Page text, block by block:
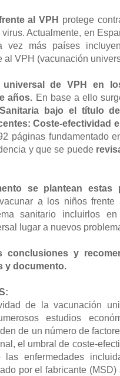
al VPH protege
Actualmente, en
vez más países
al VPH (vacunación
universal de VPH en
años. En base a ello
bajo el título
Coste-efectividad
páginas fundamentado
y que se puede
se plantean estas
a los niños
sanitario incluirlos
lugar a nuevos
conclusiones y
y documento.
de la vacunación
estudios
de un número de
el umbral de coste-
las enfermedades
por el fabricante